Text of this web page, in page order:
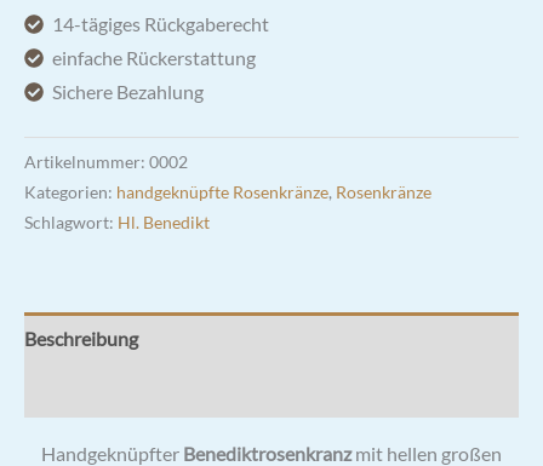
14-tägiges Rückgaberecht
einfache Rückerstattung
Sichere Bezahlung
Artikelnummer: 0002
Kategorien: handgeknüpfte Rosenkränze, Rosenkränze
Schlagwort: Hl. Benedikt
Beschreibung
Handgeknüpfter Benediktrosenkranzmit hellen großen